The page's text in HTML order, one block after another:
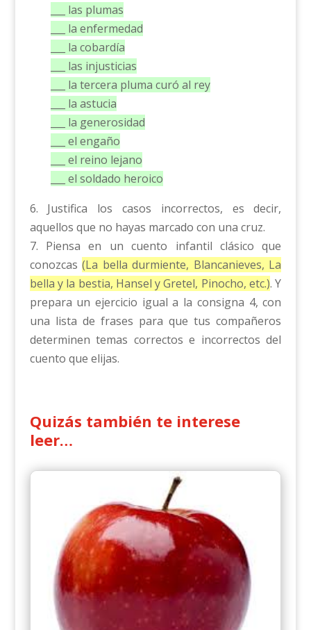
___ las plumas
___ la enfermedad
___ la cobardía
___ las injusticias
___ la tercera pluma curó al rey
___ la astucia
___ la generosidad
___ el engaño
___ el reino lejano
___ el soldado heroico
6. Justifica los casos incorrectos, es decir,
aquellos que no hayas marcado con una cruz.
7. Piensa en un cuento infantil clásico que
conozcas(La bella durmiente, Blancanieves, La
bella y la bestia, Hansel y Gretel, Pinocho, etc.). Y
prepara un ejercicio igual a la consigna 4, con
una lista de frases para que tus compañeros
determinen temas correctos e incorrectos del
cuento que elijas.
Quizás también te interese
leer…